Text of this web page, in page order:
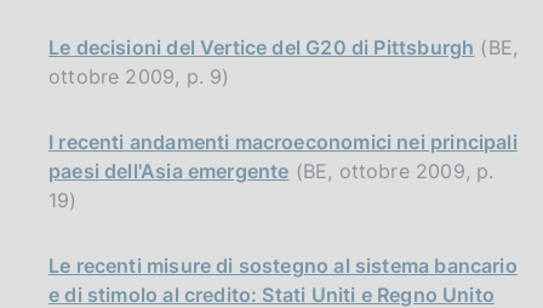
Le decisioni del Vertice del G20 di Pittsburgh (BE,
ottobre 2009, p. 9)
I recenti andamenti macroeconomici nei principali
paesi dell'Asia emergente (BE, ottobre 2009, p.
19)
Le recenti misure di sostegno al sistema bancario
e di stimolo al credito: Stati Uniti e Regno Unito